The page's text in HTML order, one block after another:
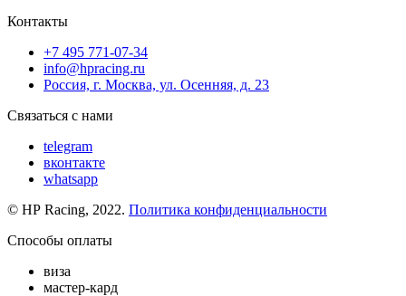
Контакты
+7 495 771-07-34
info@hpracing.ru
Россия, г. Москва, ул. Осенняя, д. 23
Связаться с нами
telegram
вконтакте
whatsapp
© HP Racing, 2022. Политика конфиденциальности
Способы оплаты
виза
мастер-кард